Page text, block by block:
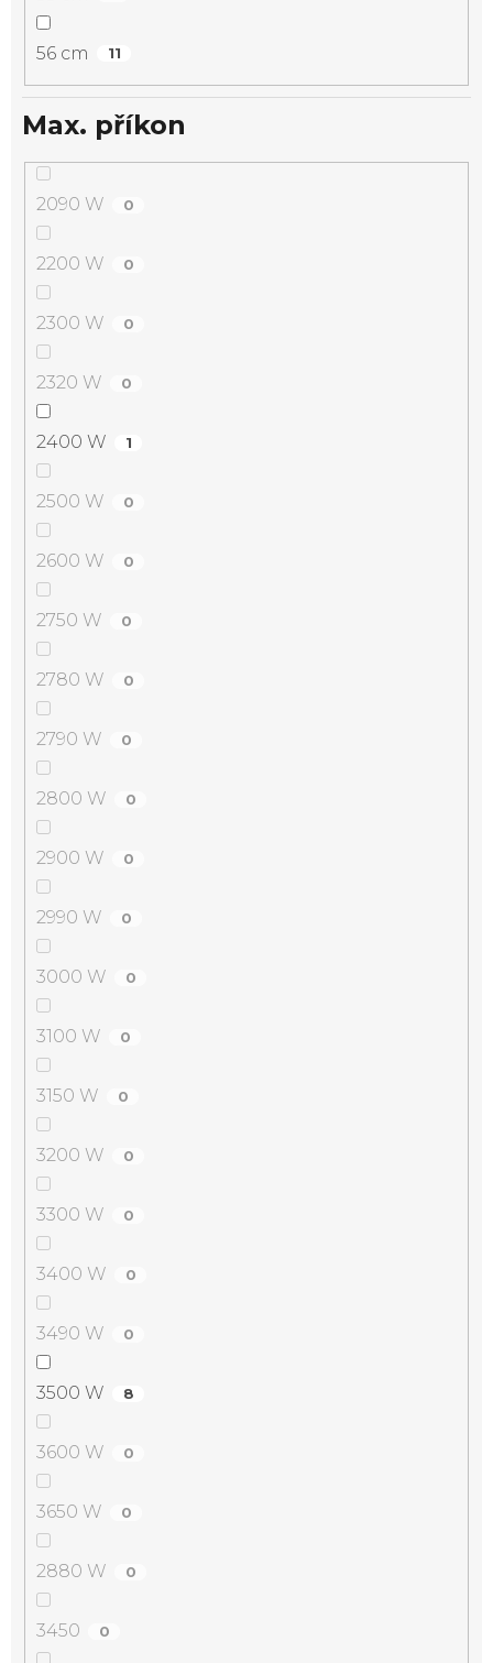
56 cm 11
Max. příkon
2090 W 0
2200 W 0
2300 W 0
2320 W 0
2400 W 1
2500 W 0
2600 W 0
2750 W 0
2780 W 0
2790 W 0
2800 W 0
2900 W 0
2990 W 0
3000 W 0
3100 W 0
3150 W 0
3200 W 0
3300 W 0
3400 W 0
3490 W 0
3500 W 8
3600 W 0
3650 W 0
2880 W 0
3450 0